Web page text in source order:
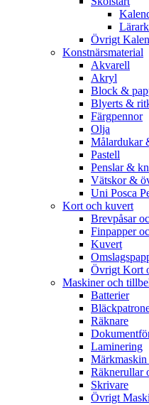
Övrigt
Konstnärsmaterial
Akvarell
Akryl
Block &
Blyerts &
Färgpennor
Olja
Målardukar
Pastell
Penslar &
Vätskor &
Uni Posca
Kort och kuvert
Brevpåsar
Finpapper
Kuvert
Övrigt Kort
Maskiner och
Batterier
Räknare
Laminering
Räknerullar
Skrivare
Övrigt